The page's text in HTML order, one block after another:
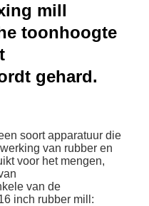
mill
toonhoogte
gehard.
soort apparatuur die
van rubber en
voor het mengen,
van de
inch rubber mill: